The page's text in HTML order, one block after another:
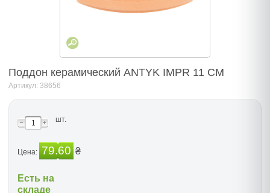
Поддон керамический ANTYK IMPR 11 CM
Артикул: 38656
шт.
Цена: 79.60 ₴
Есть на
складе